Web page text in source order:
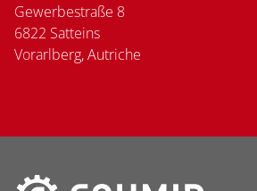
Gewerbestraße 8
6822 Satteins
Vorarlberg, Autriche